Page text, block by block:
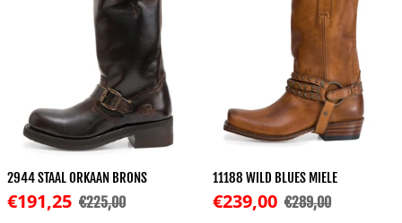
2944 STAAL ORKAAN BRONS
Korting
€191,25 Normale prijs
€225,00
11188 WILD BLUES MIELE
Korting
€239,00 Normale prijs
€289,00